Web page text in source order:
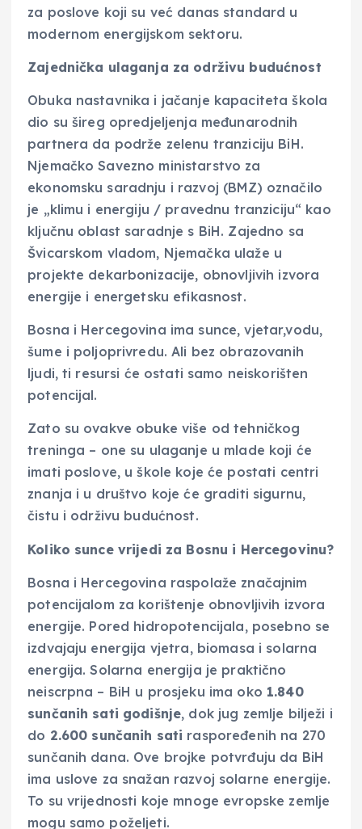
za poslove koji su već danas standard u
modernom energijskom sektoru.
Zajednička ulaganja za održivu budućnost
Obuka nastavnika i jačanje kapaciteta škola
dio su šireg opredjeljenja međunarodnih
partnera da podrže zelenu tranziciju BiH.
Njemačko Savezno ministarstvo za
ekonomsku saradnju i razvoj (BMZ) označilo
je „klimu i energiju / pravednu tranziciju“ kao
ključnu oblast saradnje s BiH. Zajedno sa
Švicarskom vladom, Njemačka ulaže u
projekte dekarbonizacije, obnovljivih izvora
energije i energetsku efikasnost.
Bosna i Hercegovina ima sunce, vjetar,vodu,
šume i poljoprivredu. Ali bez obrazovanih
ljudi, ti resursi će ostati samo neiskorišten
potencijal.
Zato su ovakve obuke više od tehničkog
treninga – one su ulaganje u mlade koji će
imati poslove, u škole koje će postati centri
znanja i u društvo koje će graditi sigurnu,
čistu i održivu budućnost.
Koliko sunce vrijedi za Bosnu i Hercegovinu?
Bosna i Hercegovina raspolaže značajnim
potencijalom za korištenje obnovljivih izvora
energije. Pored hidropotencijala, posebno se
izdvajaju energija vjetra, biomasa i solarna
energija. Solarna energija je praktično
neiscrpna – BiH u prosjeku ima oko 1.840
sunčanih sati godišnje, dok jug zemlje bilježi i
do 2.600 sunčanih sati raspoređenih na 270
sunčanih dana. Ove brojke potvrđuju da BiH
ima uslove za snažan razvoj solarne energije.
To su vrijednosti koje mnoge evropske zemlje
mogu samo poželjeti.